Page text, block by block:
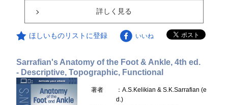
詳しく見る
ほしいものリストに登録 いいね
Sarrafian's Anatomy of the Foot & Ankle, 4th ed.
- Descriptive, Topographic, Functional
著者
：A.S.Kelikian & S.K.Sarrafian (e
d.)